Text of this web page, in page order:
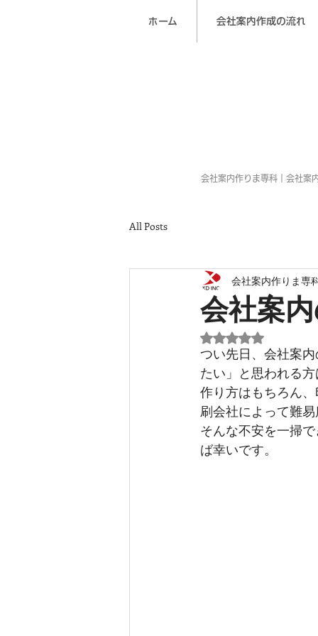
ホーム 会社案内作成の流れ
会社案内作りま専科｜会社
All Posts
会社案
会社案内作りま専
5つ星のうちNaN
つい先日、会社案
たい」と思われる
作り方はもちろん
刷会社によって難
そんな不安を一掃
ば幸いです。